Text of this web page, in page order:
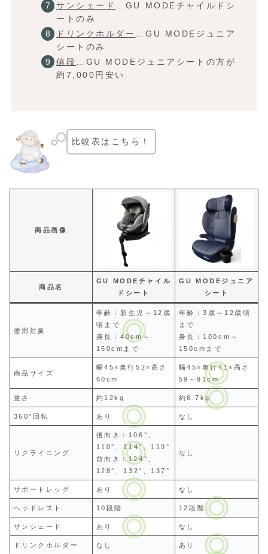
サンシェード …GU MODEチャイルドシ
ートのみ
ドリンクホルダー
…GU MODEジュニア
シートのみ
値段
…GU MODEジュニアシートの方が
約7,000円安い
比較表はこちら！
商品画像
商品名
GU MODEチャイル
ドシート
GU MODEジュニア
シート
使用対象
年齢：新生児～12歳
頃まで
身長：40cm～
150cmまで
年齢：3歳～12歳頃
まで
身長：100cm～
150cmまで
商品サイズ
幅45×奥行52×高さ
60cm
幅45×奥行41×高さ
59～91cm
重さ 約12kg 約6.7kg
360°回転 あり なし
リクライニング
後向き：106°、
110°、114°、119°
前向き：124°、
128°、132°、137°
なし
サポートレッグ あり なし
ヘッドレスト 10段階 12段階
サンシェード あり なし
ドリンクホルダー なし あり